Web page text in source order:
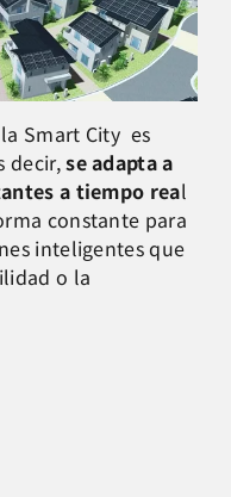
Smart City es
decir,se adapta a
a tiempo real
constante para
inteligentes que
o la